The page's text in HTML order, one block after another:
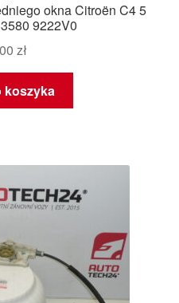
okna Citroën C4 5
9222V0
zł
koszyka